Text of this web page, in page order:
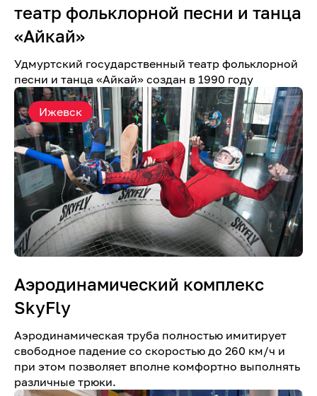
театр фольклорной песни и танца
«Айкай»
Удмуртский государственный театр фольклорной
песни и танца «Айкай» создан в 1990 году
Ижевск
Аэродинамический комплекс
SkyFly
Аэродинамическая труба полностью имитирует
свободное падение со скоростью до 260 км/ч и
при этом позволяет вполне комфортно выполнять
различные трюки.